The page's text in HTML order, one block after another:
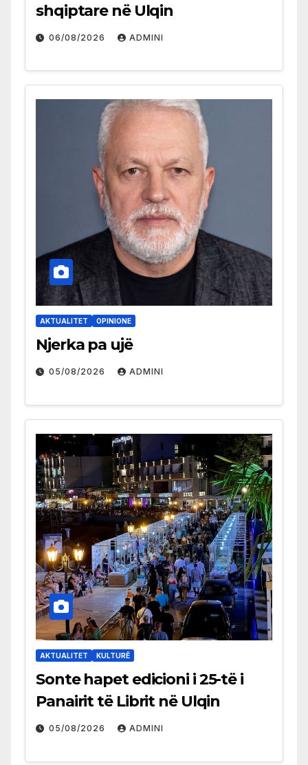
shqiptare në Ulqin
06/08/2026 ADMINI
AKTUALITET OPINIONE
Njerka pa ujë
05/08/2026 ADMINI
AKTUALITET KULTURË
Sonte hapet edicioni i 25-të i
Panairit të Librit në Ulqin
05/08/2026 ADMINI